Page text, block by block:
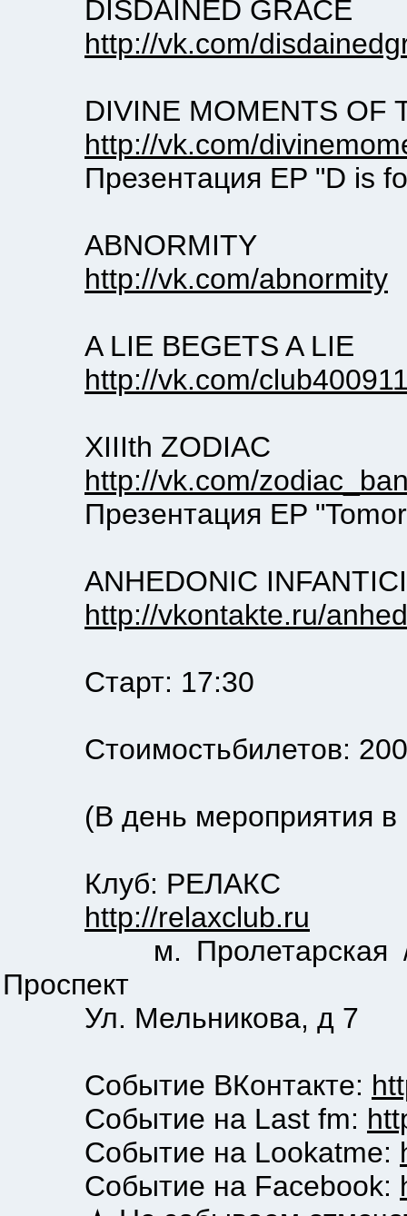
DISDAINED GRACE
http://vk.com/
DIVINE MOMENTS OF
http://vk.com/
Презентация EP "D is for
ABNORMITY
http://vk.com/abnormity
A LIE BEGETS A LIE
http://vk.com/
XIIIth ZODIAC
http://vk.com/
Презентация EP
ANHEDONIC
http://vkontakte.ru/
Старт: 17:30
Стоимостьбилетов: 200
(В день мероприятия в
Клуб: РЕЛАКС
http://relaxclub.ru
м. Пролетарская /
Проспект
Ул. Мельникова, д 7
Событие ВКонтакте:
Событие на Last fm:
Событие на Lookatme:
Событие на Facebook: